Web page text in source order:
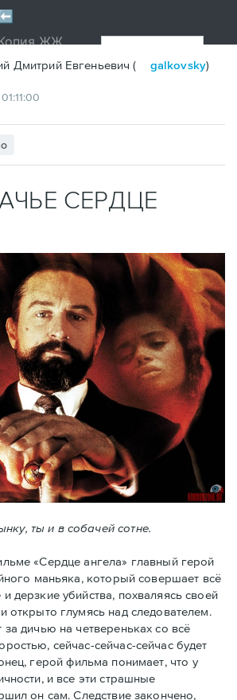
Дмитрий Евгеньевич ( galkovsky)
01:11:00
СЕРДЦЕ
ты и в собачей сотне.
«Сердце ангела» главный герой
маньяка, который совершает всё
дерзкие убийства, похваляясь своей
открыто глумясь над следователем.
дичью на четвереньках со всё
сейчас-сейчас-сейчас будет
герой фильма понимает, что у
и все эти страшные
он сам. Следствие закончено,